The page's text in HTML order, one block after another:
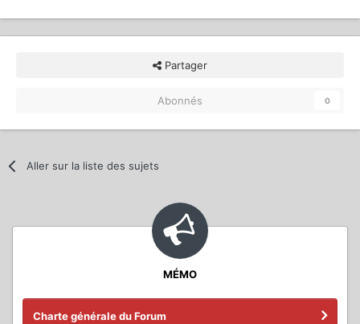
Partager
Abonnés 0
Aller sur la liste des sujets
MÉMO
Charte générale du Forum